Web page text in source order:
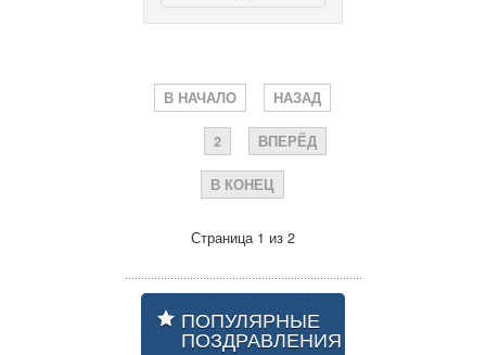
В НАЧАЛО НАЗАД
2 ВПЕРЁД
В КОНЕЦ
Страница 1 из 2
ПОПУЛЯРНЫЕ
ПОЗДРАВЛЕНИЯ